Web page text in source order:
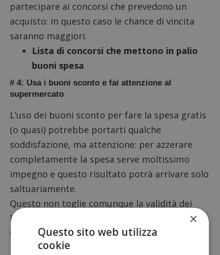
partecipare ai concorsi che prevedono un
acquisto: in questo caso le chance di vincita
saranno maggiori.
Lista di concorsi che mettono in palio
buoni spesa
# 4: Usa i buoni sconto e fai attenzione al
supermercato
L’uso dei buoni sconto per fare la spesa gratis
(o quasi) potrebbe portarti qualche
soddisfazione, ma attenzione: per azzerare
completamente la spesa serve moltissimo
impegno e questo risultato potrà arrivare solo
saltuariamente.
Questo non toglie comunque la validità dei
buoni sconto: scaricali, stampali e sfoglia i
volantini dei supermercati della tua zona.
Potrebbe capitarti di trovare in sconto un
×
Questo sito web utilizza
cookie